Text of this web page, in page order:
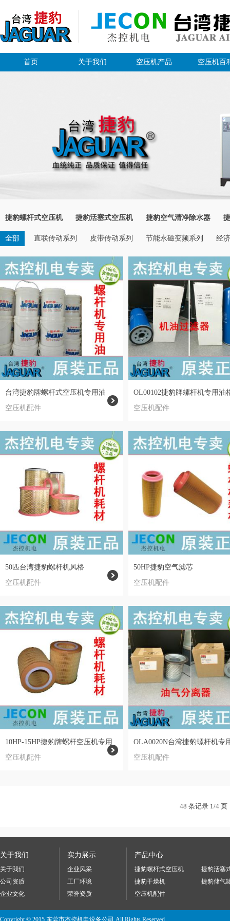
首页 关于我们 空压机产品 空压机百
捷豹螺杆式空压机 捷豹活塞式空压机 捷豹空气清净除水器
全部 直联传动系列 皮带传动系列 节能永磁变频系列 经
台湾捷豹牌螺杆式空压机专用油
空压机配件
OL00102捷豹牌螺杆机专用油
空压机配件
50匹台湾捷豹螺杆机风格
空压机配件
50HP捷豹空气滤芯
空压机配件
10HP-15HP捷豹牌螺杆空压机专用
风格
空压机配件
OLA0020N台湾捷豹螺杆机专
分芯
空压机配件
48 条记录 1/4 页
关于我们
关于我们
公司资质
企业文化
实力展示
企业风采
工厂环境
荣誉资质
产品中心
捷豹螺杆式空压机
捷豹活塞
捷豹干燥机
捷豹储气
空压机配件
Copyright © 2015 东莞市杰控机电设备公司 All Rights Reserved